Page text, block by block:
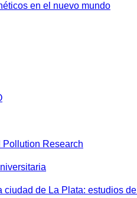
en el nuevo mundo
Pollution Research
ciudad de La Plata: estudios